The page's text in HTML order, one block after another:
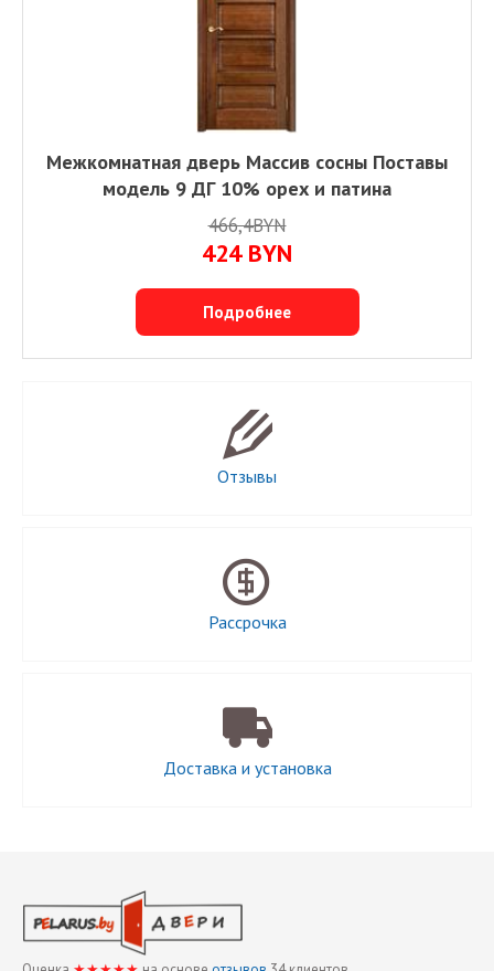
Межкомнатная дверь Массив сосны Поставы
модель 9 ДГ 10% орех и патина
466,4BYN
424 BYN
Подробнее
Отзывы
Рассрочка
Доставка и установка